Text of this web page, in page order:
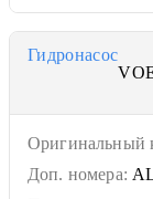
Гидронасос
Оригинальный
Доп. номера: